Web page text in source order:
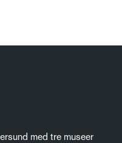
med tre museer